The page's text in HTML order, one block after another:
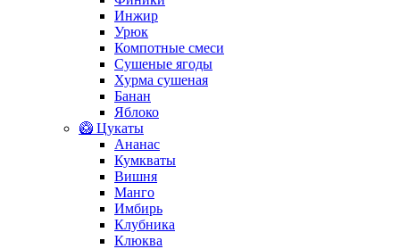
Инжир
Урюк
Компотные смеси
Сушеные ягоды
Хурма сушеная
Банан
Яблоко
🥝 Цукаты
Ананас
Кумкваты
Вишня
Манго
Имбирь
Клубника
Клюква